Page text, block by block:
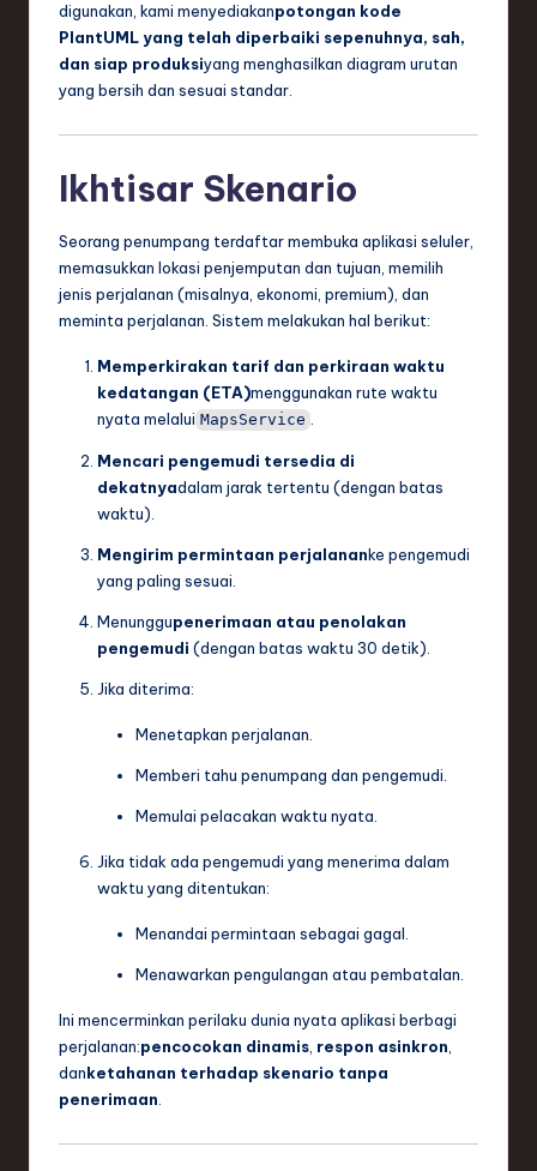
T
d
digunakan, kami menyediakanpotongan kode
PlantUML yang telah diperbaiki sepenuhnya, sah,
dan siap produksiyang menghasilkan diagram urutan
yang bersih dan sesuai standar.
Ikhtisar Skenario
Seorang penumpang terdaftar membuka aplikasi seluler,
memasukkan lokasi penjemputan dan tujuan, memilih
jenis perjalanan (misalnya, ekonomi, premium), dan
meminta perjalanan. Sistem melakukan hal berikut:
Memperkirakan tarif dan perkiraan waktu
kedatangan (ETA)menggunakan rute waktu
nyata melalui MapsService .
Mencari pengemudi tersedia di
dekatnyadalam jarak tertentu (dengan batas
waktu).
Mengirim permintaan perjalananke pengemudi
yang paling sesuai.
Menunggupenerimaan atau penolakan
pengemudi (dengan batas waktu 30 detik).
Jika diterima:
Menetapkan perjalanan.
Memberi tahu penumpang dan pengemudi.
Memulai pelacakan waktu nyata.
Jika tidak ada pengemudi yang menerima dalam
waktu yang ditentukan:
Menandai permintaan sebagai gagal.
Menawarkan pengulangan atau pembatalan.
Ini mencerminkan perilaku dunia nyata aplikasi berbagi
perjalanan:pencocokan dinamis, respon asinkron,
danketahanan terhadap skenario tanpa
penerimaan.